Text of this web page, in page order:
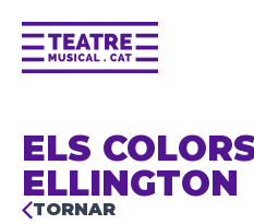
ELS
ELLINGTON
TORNAR